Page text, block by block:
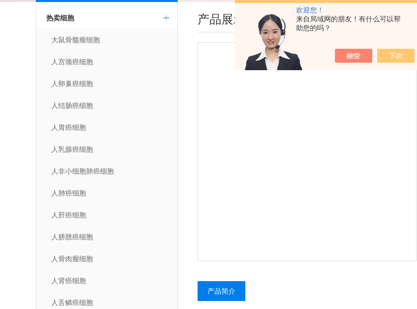
欢迎您！
来自局域网的朋友！有什么可以帮
助您的吗？
热卖细胞
大鼠骨髓瘤细胞
人宫颈癌细胞
人卵巢癌细胞
人结肠癌细胞
人胃癌细胞
人乳腺癌细胞
人非小细胞肺癌细胞
人肺癌细胞
人肝癌细胞
人膀胱癌细胞
人骨肉瘤细胞
人肾癌细胞
人舌鳞癌细胞
产品展示 您现在的位置：
产品简介